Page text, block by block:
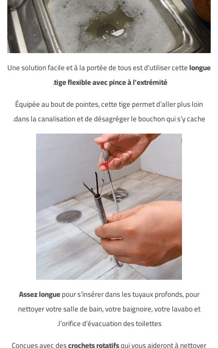
Une solution facile et à la portée de tous est d’utiliser cettelongue
tige flexible avec pince à l’extrémité
.
Équipée au bout de pointes, cette tige permet d’aller plus loin
dans la canalisation et de désagréger le bouchon qui s’y cache.
Assez longuepour s’insérer dans les tuyaux profonds, pour
nettoyer votre salle de bain, votre baignoire, votre lavabo et
l’orifice d’évacuation des toilettes.